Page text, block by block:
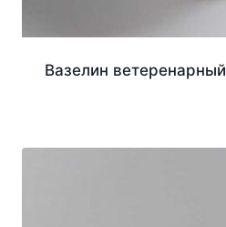
Вазелин ветеренарный